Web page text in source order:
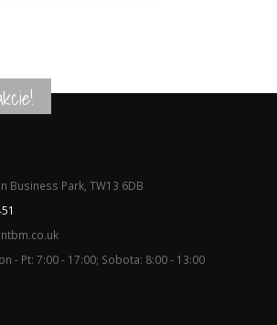
Business Park, TW13 6DB
- Pt: 7:00 - 17:00; Sobota: 8:00 - 13:00